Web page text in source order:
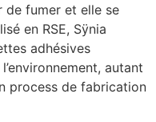
de fumer et elle se
en RSE, Sÿnia
adhésives
autant
process de fabrication